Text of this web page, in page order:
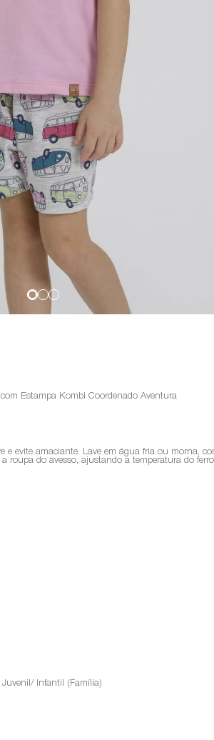
Estampa Kombi Coordenado Aventura
e evite amaciante. Lave em água fria ou morna,
roupa do avesso, ajustando a temperatura do
Infantil (Família)